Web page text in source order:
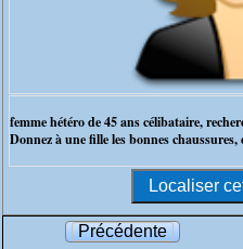
femme hétéro de 45 ans célibataire,
Donnez à une fille les bonnes
Précédente